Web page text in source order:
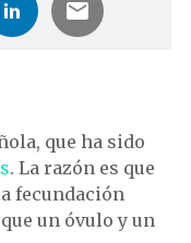
que ha sido
. La razón es que
fecundación
un óvulo y un